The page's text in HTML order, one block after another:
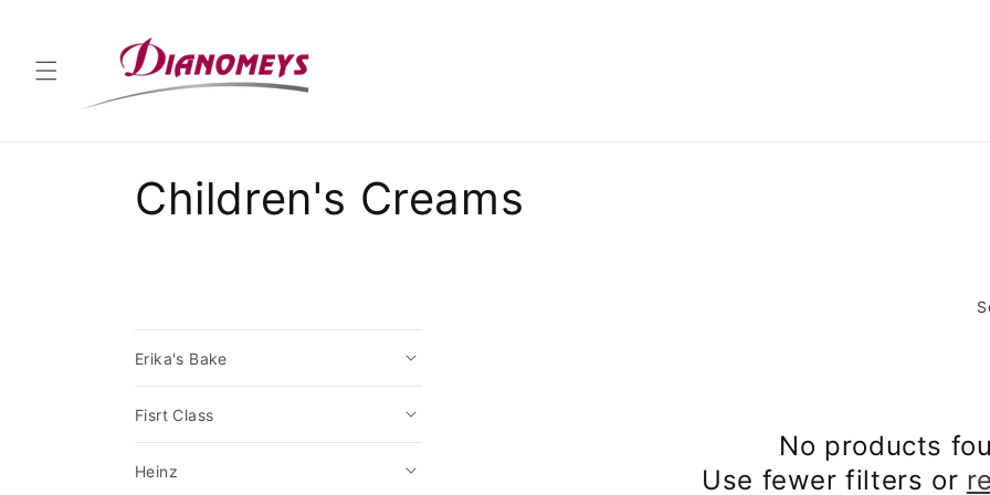
C
l
e
Children's Creams
Erika's Bake
Fisrt Class
Heinz
No products
Use fewer filters or